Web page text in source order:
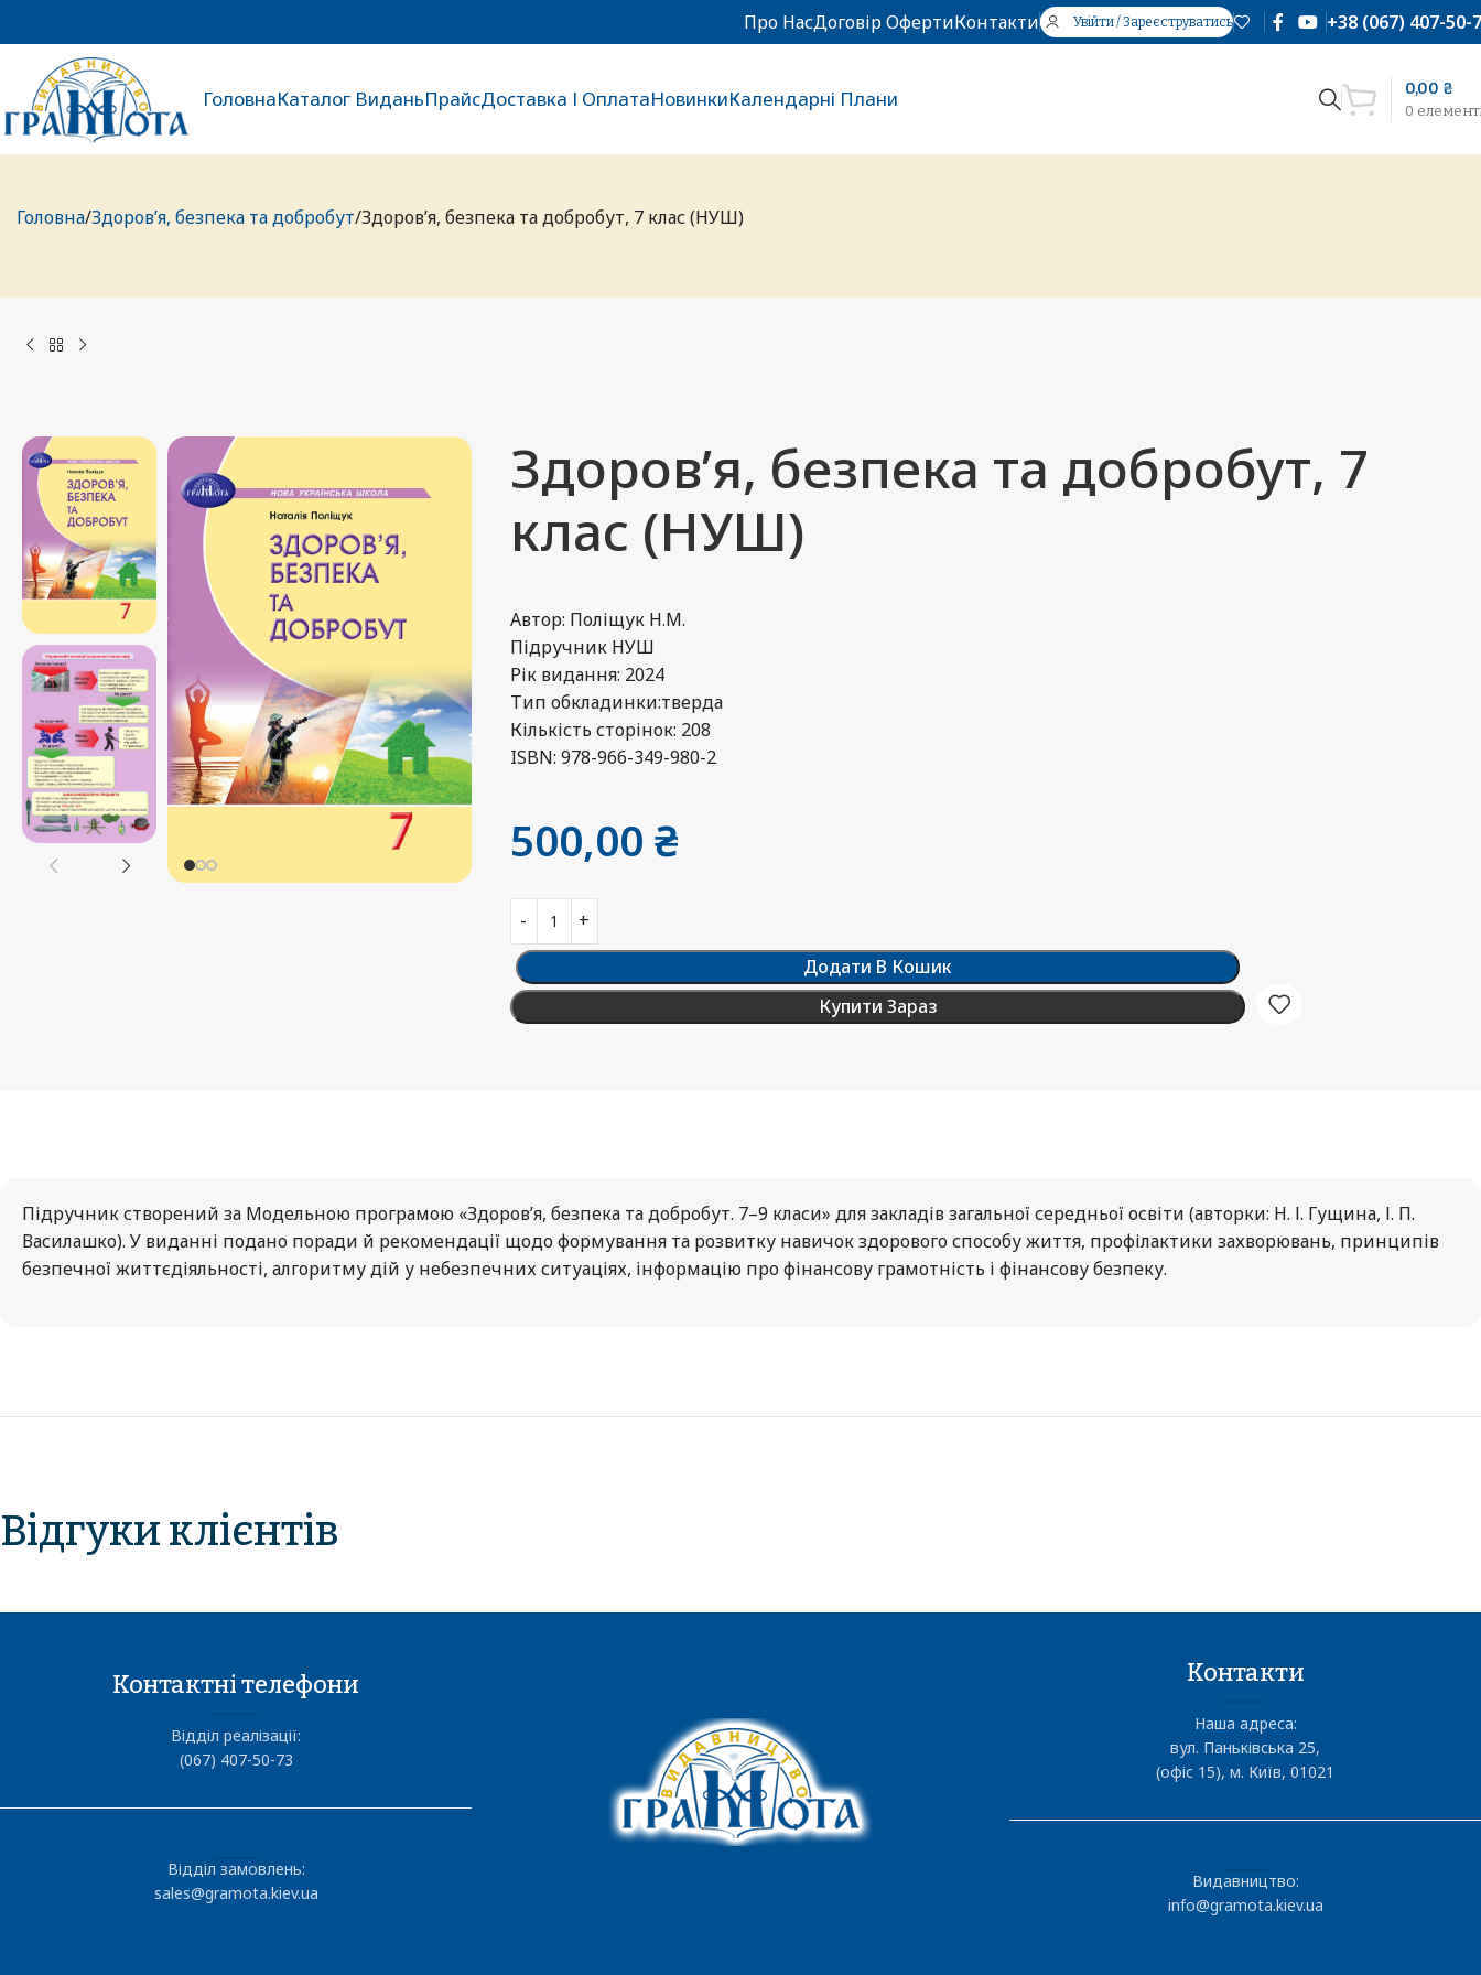
Про НасДоговір ОфертиКонтакти Увійти / Зареєструватись +38 (067) 407-50-
ГоловнаКаталог ВиданьПрайсДоставка І ОплатаНовинкиКалендарні Плани 0
0,00 ₴
Головна Здоров’я, безпека та добробут Здоров’я, безпека та добробут, 7 клас (НУШ)
Здоров’я, безпека та добробут, 7
клас (НУШ)
Автор: Поліщук Н.М.
Підручник НУШ
Рік видання: 2024
Тип обкладинки:тверда
Кількість сторінок: 208
ISBN: 978-966-349-980-2
500,00 ₴
Додати В Кошик
Купити Зараз
Підручник створений за Модельною програмою «Здоров’я, безпека та добробут. 7–9 класи» для закладів загальної середньої освіти (авторки: Н. І. Гущина, І. П.
Василашко). У виданні подано поради й рекомендації щодо формування та розвитку навичок здорового способу життя, профілактики захворювань, принципів
безпечної життєдіяльності, алгоритму дій у небезпечних ситуаціях, інформацію про фінансову грамотність i фінансову безпеку.
Відгуки клієнтів
Контактні телефони
Відділ реалізації:
(067) 407-50-73
Відділ замовлень:
sales@gramota.kiev.ua
Контакти
Наша адреса:
вул. Паньківська 25,
(офіс 15), м. Київ, 01021
Видавництво:
info@gramota.kiev.ua